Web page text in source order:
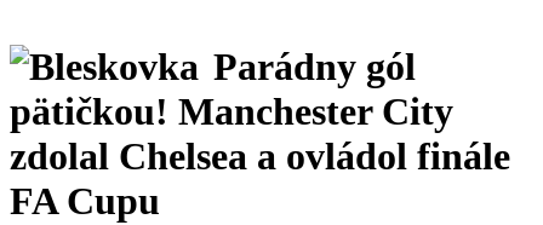
Parádny gól
pätičkou! Manchester City
zdolal Chelsea a ovládol finále
FA Cupu